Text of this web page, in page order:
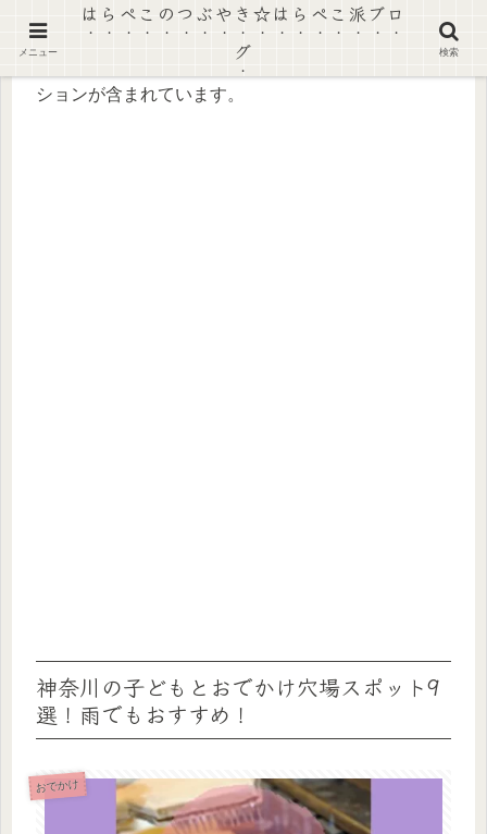
【景品表示法に基づく表記】本ページにはプロモー
ションが含まれています。
神奈川の子どもとおでかけ穴場スポット9
選！雨でもおすすめ！
おでかけ
メニュー
はらぺこのつぶやき☆はらぺこ派ブロ
グ
検索